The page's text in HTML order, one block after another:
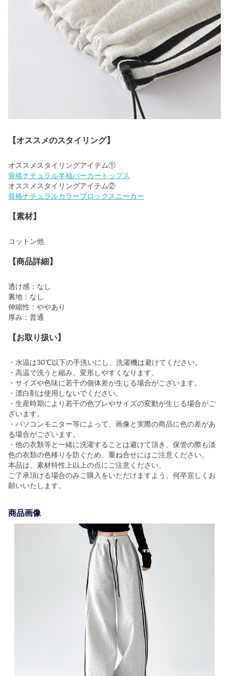
【オススメのスタイリング】
骨格ナチュラル半袖パーカートップス
骨格ナチュラルカラーブロックスニーカー
【素材】
コットン他
【商品詳細】
透け感：なし
裏地：なし
伸縮性：ややあり
厚み：普通
【お取り扱い】
・水温は30℃以下の手洗いにし、洗濯機は避けてください。
・高温で洗うと縮み、変形しやすくなります。
・サイズや色味に若干の個体差が生じる場合がございます。
・漂白剤は使用しないでください。
・生産時期により若干の色ブレやサイズの変動が生じる場合がご
ざいます。
・パソコンモニター等によって、画像と実際の商品に色の差があ
る場合がございます。
・他の衣類等と一緒に洗濯することは避けて頂き、保管の際も淡
色の衣類の色移りを防ぐため、重ね合せにはご注意ください。
本品は、素材特性上以上の点にご注意ください。
ご了承頂ける場合のみご購入をいただけますよう、何卒宜しくお
願いいたします。
商品画像